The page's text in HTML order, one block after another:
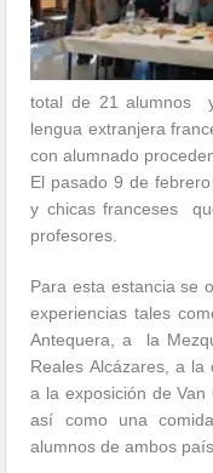
total de 21 alumnos
lengua extranjera
con alumnado
El pasado 9 de
y chicas franceses
profesores.
Para esta estancia se
experiencias tales
Antequera, a la
Reales Alcázares, a
a la exposición de
así como una
alumnos de ambos